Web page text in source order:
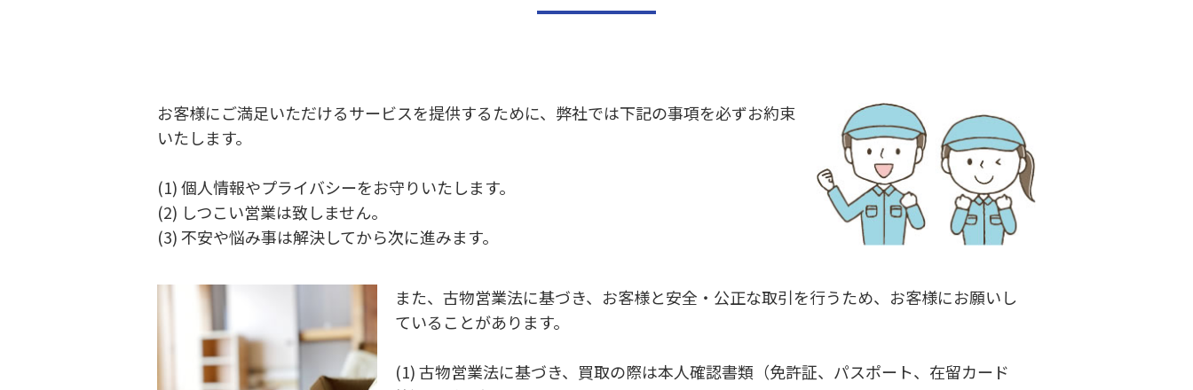
お客様にご満足いただけるサービスを提供するために、弊社では下記の事項を必ずお約束
いたします。
(1) 個人情報やプライバシーをお守りいたします。
(2) しつこい営業は致しません。
(3) 不安や悩み事は解決してから次に進みます。
また、古物営業法に基づき、お客様と安全・公正な取引を行うため、お客様にお願いし
ていることがあります。
(1) 古物営業法に基づき、買取の際は本人確認書類（免許証、パスポート、在留カード